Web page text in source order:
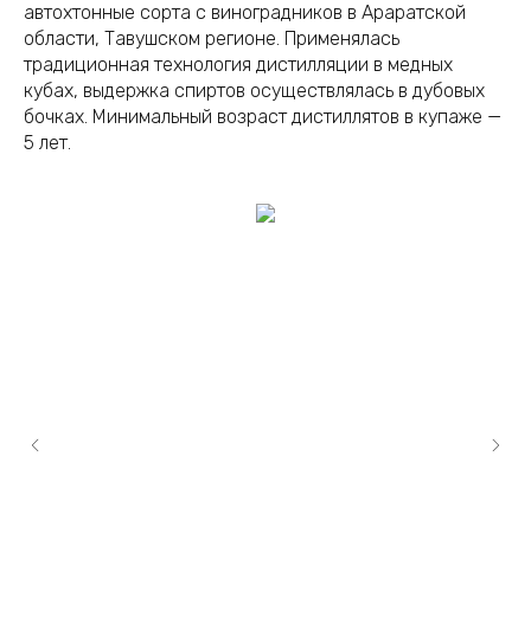
автохтонные сорта с виноградников в Араратской
области, Тавушском регионе. Применялась
традиционная технология дистилляции в медных
кубах, выдержка спиртов осуществлялась в дубовых
бочках. Минимальный возраст дистиллятов в купаже —
5 лет.